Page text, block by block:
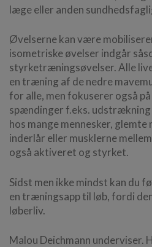
læge eller anden
Øvelserne kan være
isometriske øvelser indgår
styrketræningsøvelser. Alle
en træning af de nedre
for alle, men fokuserer også
spændinger f.eks.
hos mange mennesker, glemte
inderlår eller musklerne
også aktiveret og styrket.
Sidst men ikke mindst kan du
en træningsapp til løb, fordi
løberliv.
Malou Deichmann underviser.